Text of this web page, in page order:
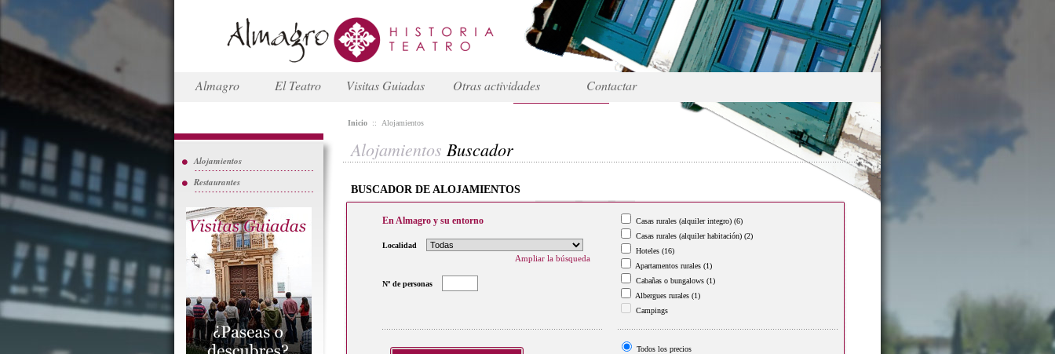
Almagro El Teatro Visitas Guiadas Otras actividades Contactar
Alojamientos
Restaurantes
Inicio :: Alojamientos
Alojamientos Buscador
BUSCADOR DE ALOJAMIENTOS
En Almagro y su entorno
Localidad
Ampliar la búsqueda
Nº de personas
Casas rurales (alquiler integro) (6)
Casas rurales (alquiler habitación) (2)
Hoteles (16)
Apartamentos rurales (1)
Cabañas o bungalows (1)
Albergues rurales (1)
Campings
Todos los precios